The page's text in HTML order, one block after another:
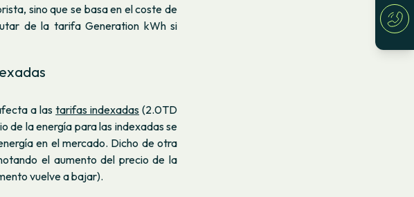
sino que se basa en el coste de
de la tarifa Generation kWh si
a lastarifas indexadas (2.0TD
de la energía para las indexadas se
en el mercado. Dicho de otra
el aumento del precio de la
vuelve a bajar).